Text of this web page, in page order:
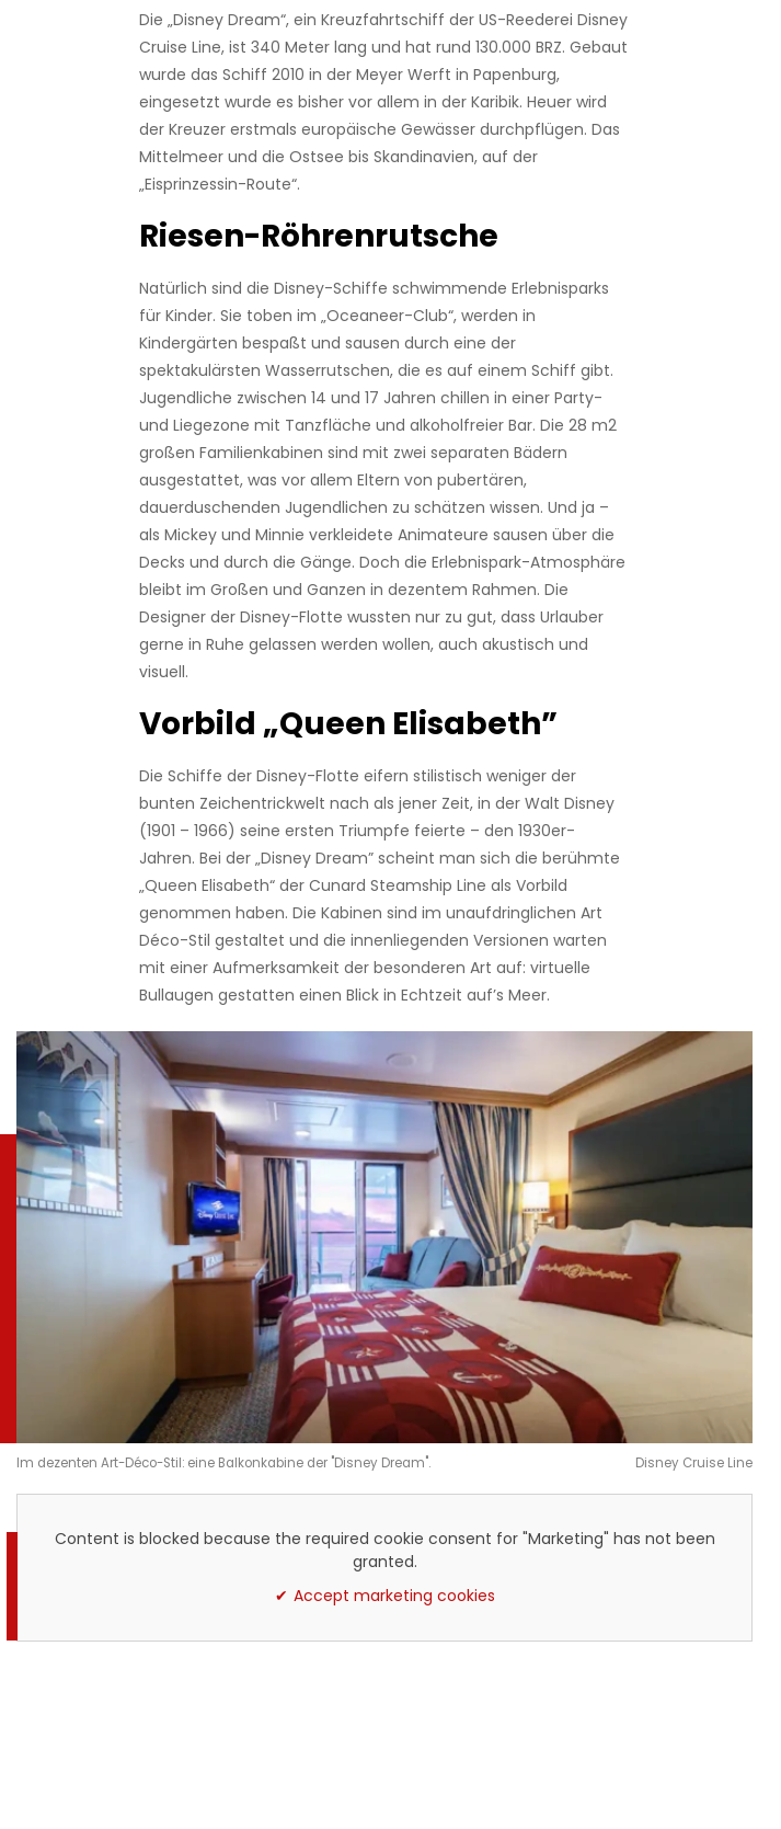
Die „Disney Dream“, ein Kreuzfahrtschiff der US-Reederei Disney
Cruise Line, ist 340 Meter lang und hat rund 130.000 BRZ. Gebaut
wurde das Schiff 2010 in der Meyer Werft in Papenburg,
eingesetzt wurde es bisher vor allem in der Karibik. Heuer wird
der Kreuzer erstmals europäische Gewässer durchpflügen. Das
Mittelmeer und die Ostsee bis Skandinavien, auf der
„Eisprinzessin-Route“.
Riesen-Röhrenrutsche
Natürlich sind die Disney-Schiffe schwimmende Erlebnisparks
für Kinder. Sie toben im „Oceaneer-Club“, werden in
Kindergärten bespaßt und sausen durch eine der
spektakulärsten Wasserrutschen, die es auf einem Schiff gibt.
Jugendliche zwischen 14 und 17 Jahren chillen in einer Party-
und Liegezone mit Tanzfläche und alkoholfreier Bar. Die 28 m2
großen Familienkabinen sind mit zwei separaten Bädern
ausgestattet, was vor allem Eltern von pubertären,
dauerduschenden Jugendlichen zu schätzen wissen. Und ja –
als Mickey und Minnie verkleidete Animateure sausen über die
Decks und durch die Gänge. Doch die Erlebnispark-Atmosphäre
bleibt im Großen und Ganzen in dezentem Rahmen. Die
Designer der Disney-Flotte wussten nur zu gut, dass Urlauber
gerne in Ruhe gelassen werden wollen, auch akustisch und
visuell.
Vorbild „Queen Elisabeth”
Die Schiffe der Disney-Flotte eifern stilistisch weniger der
bunten Zeichentrickwelt nach als jener Zeit, in der Walt Disney
(1901 – 1966) seine ersten Triumpfe feierte – den 1930er-
Jahren. Bei der „Disney Dream” scheint man sich die berühmte
„Queen Elisabeth“ der Cunard Steamship Line als Vorbild
genommen haben. Die Kabinen sind im unaufdringlichen Art
Déco-Stil gestaltet und die innenliegenden Versionen warten
mit einer Aufmerksamkeit der besonderen Art auf: virtuelle
Bullaugen gestatten einen Blick in Echtzeit auf’s Meer.
Im dezenten Art-Déco-Stil: eine Balkonkabine der "Disney Dream". Disney Cruise Line
Content is blocked because the required cookie consent for "Marketing" has not been
granted.
Accept marketing cookies